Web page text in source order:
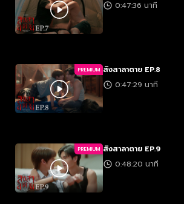
0:47:36 นาที
PREMIUM สิงสาลาตาย EP.8
0:47:29 นาที
PREMIUM สิงสาลาตาย EP.9
0:48:20 นาที